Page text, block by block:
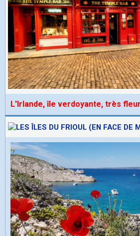
L'Irlande, île verdoyante, très